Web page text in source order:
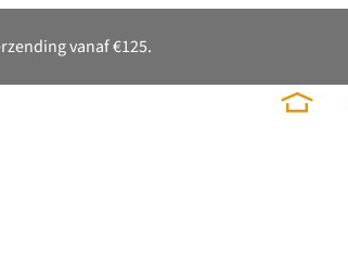
vanaf €125.